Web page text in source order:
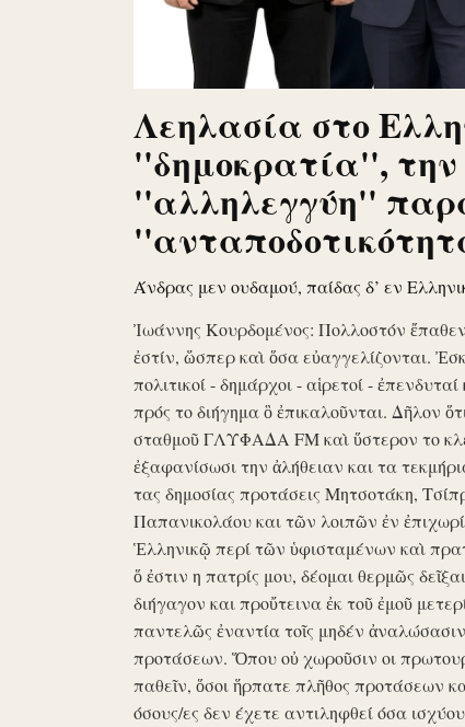
Λεηλασία στο
''δημοκρατία'',
''αλληλεγγύη''
Άνδρας μεν ουδαμού, παίδας δ’ εν
Ἰωάννης Κουρδομένος: Πολλοστόν
ἐστίν, ὥσπερ καὶ ὅσα εὐαγγελίζονται.
πολιτικοί - δημάρχοι - αἱρετοί -
πρός το διήγημα ὃ ἐπικαλοῦνται. Δῆλον
σταθμοῦ ΓΛΥΦΑΔΑ FM καὶ ὕστερον το
ἐξαφανίσωσι την ἀλήθειαν και τα
τας δημοσίας προτάσεις Μητσοτάκη,
Παπανικολάου και τῶν λοιπῶν ἐν
Ἑλληνικῷ περί τῶν ὑφισταμένων καὶ
ὅ ἐστιν η πατρίς μου, δέομαι θερμῶς
διήγαγον και προὔτεινα ἐκ τοῦ ἐμοῦ
παντελῶς ἐναντία τοῖς μηδέν
προτάσεων. Ὅπου οὐ χωροῦσιν οι
παθεῖν, ὅσοι ἥρπατε πλῆθος προτάσεων
όσους/ες δεν έχετε αντιληφθεί όσα